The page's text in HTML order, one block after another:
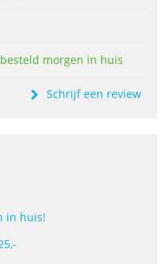
morgen in huis
Schrijf een review
in huis!